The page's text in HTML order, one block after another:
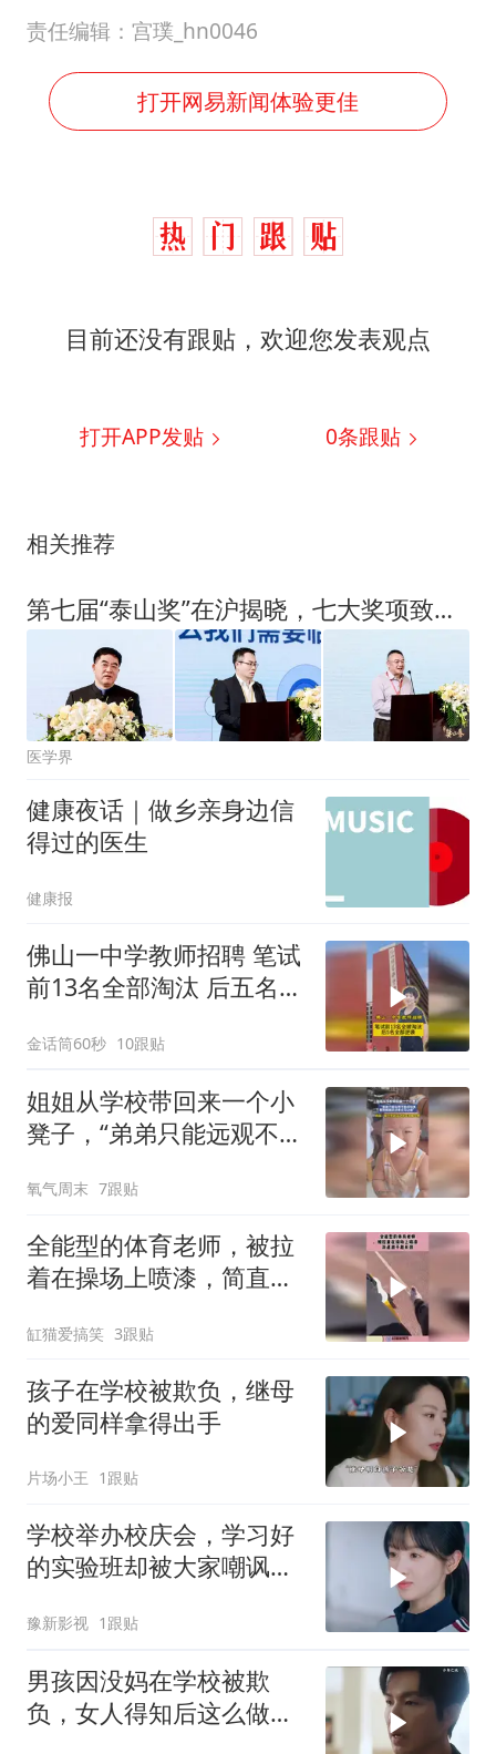
责任编辑：宫璞_hn0046
打开网易新闻体验更佳
目前还没有跟贴，欢迎您发表观点
打开APP发贴 0条跟贴
相关推荐
第七届“泰山奖”在沪揭晓，七大奖项致敬医学杰出贡献者
医学界
健康夜话｜做乡亲身边信
得过的医生
健康报
佛山一中学教师招聘 笔试
前13名全部淘汰 后五名全
金话筒60秒 10跟贴
姐姐从学校带回来一个小
凳子，“弟弟只能远观不能
立马让座”
氧气周末 7跟贴
全能型的体育老师，被拉
着在操场上喷漆，简直越
缸猫爱搞笑 3跟贴
孩子在学校被欺负，继母
的爱同样拿得出手
片场小王 1跟贴
学校举办校庆会，学习好
的实验班却被大家嘲讽只
豫新影视 1跟贴
男孩因没妈在学校被欺
负，女人得知后这么做，